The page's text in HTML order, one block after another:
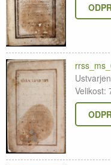
Velikost: